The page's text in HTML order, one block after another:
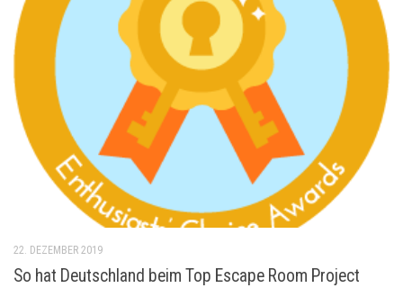
22. DEZEMBER 2019
So hat Deutschland beim Top Escape Room Project